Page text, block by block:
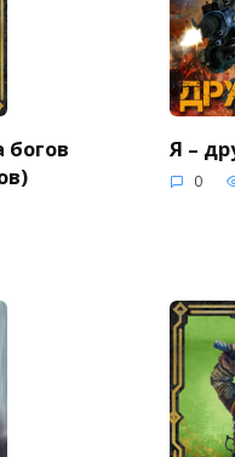
богов
Я –
0